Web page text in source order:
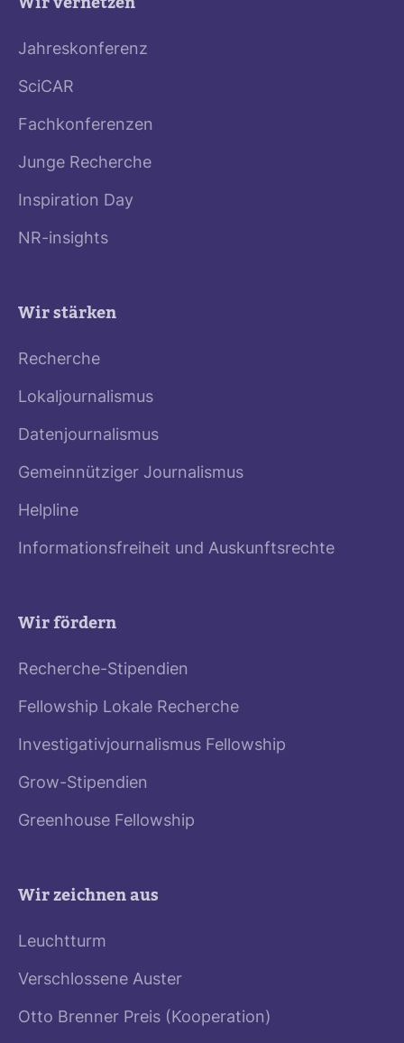
Jahreskonferenz
SciCAR
Fachkonferenzen
Junge Recherche
Inspiration Day
NR-insights
Wir stärken
Recherche
Lokaljournalismus
Datenjournalismus
Gemeinnütziger Journalismus
Helpline
Informationsfreiheit und Auskunftsrechte
Wir fördern
Recherche-Stipendien
Fellowship Lokale Recherche
Investigativjournalismus Fellowship
Grow-Stipendien
Greenhouse Fellowship
Wir zeichnen aus
Leuchtturm
Verschlossene Auster
Otto Brenner Preis (Kooperation)